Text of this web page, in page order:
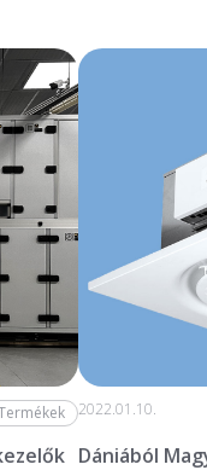
2022.01.10.
Dániából